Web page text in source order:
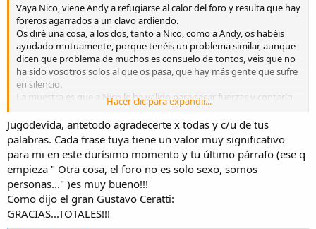
Vaya Nico, viene Andy a refugiarse al calor del foro y resulta que hay
foreros agarrados a un clavo ardiendo.
Os diré una cosa, a los dos, tanto a Nico, como a Andy, os habéis
ayudado mutuamente, porque tenéis un problema similar, aunque
dicen que problema de muchos es consuelo de tontos, veis que no
ha sido vosotros solos al que os pasa, que hay más gente que sufre
en silencio.
La muestra es que a Nico le ha valido para sacar fuerzas y contarlo,
ahora tenéis que apoyaros mutuamente entre vosotros, más la
compañía que encontréis en el foro.
Yo os diría que hay mucha más gente en vuestra situación, dentro y
fuera del foro, la mejor solución no es la compasión ajena, por
muchos ánimos que os demos no os ayudará gran cosa.
¿Habéis leído lo que dije sobre el amor un poco más arriba? Es lo
que os hace falta, mucha confianza en vosotros mismos, nada será
mejor que admitir vuestra situación, creer que sereis capaces de
salir de ella por vuestros méritos propios, a esto se le llama
Hacer clic para expandir...
Jugodevida, antetodo agradecerte x todas y c/u de tus
palabras. Cada frase tuya tiene un valor muy significativo
para mi en este durísimo momento y tu último párrafo (ese q
empieza " Otra cosa, el foro no es solo sexo, somos
personas..." )es muy bueno!!!
Como dijo el gran Gustavo Ceratti:
GRACIAS...TOTALES!!!